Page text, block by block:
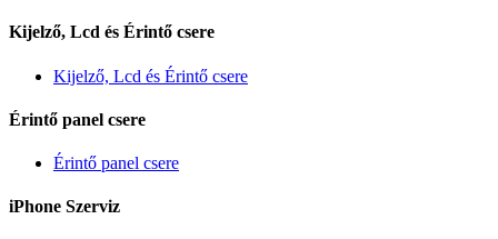
Kijelző, Lcd és Érintő csere
Kijelző, Lcd és Érintő csere
Érintő panel csere
Érintő panel csere
iPhone Szerviz